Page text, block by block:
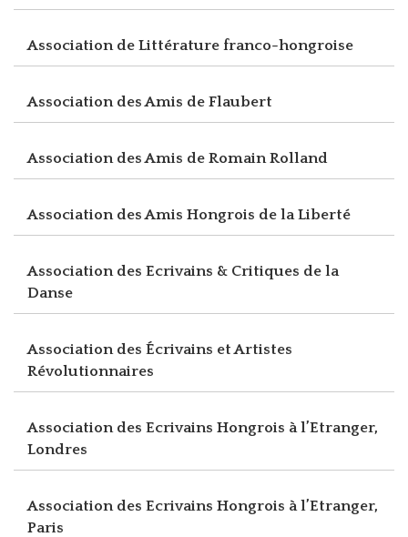
Association de Littérature franco-hongroise
Association des Amis de Flaubert
Association des Amis de Romain Rolland
Association des Amis Hongrois de la Liberté
Association des Ecrivains & Critiques de la
Danse
Association des Écrivains et Artistes
Révolutionnaires
Association des Ecrivains Hongrois à l’Etranger,
Londres
Association des Ecrivains Hongrois à l’Etranger,
Paris